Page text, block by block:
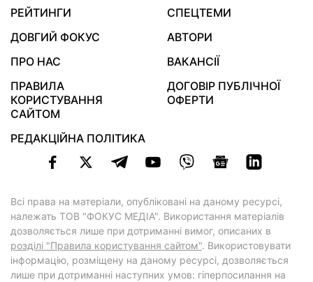
РЕЙТИНГИ
СПЕЦТЕМИ
ДОВГИЙ ФОКУС
АВТОРИ
ПРО НАС
ВАКАНСІЇ
ПРАВИЛА
КОРИСТУВАННЯ
САЙТОМ
ДОГОВІР ПУБЛІЧНОЇ
ОФЕРТИ
РЕДАКЦІЙНА ПОЛІТИКА
Всі права на матеріали, опубліковані на даному ресурсі,
належать ТОВ "ФОКУС МЕДІА". Використання матеріалів
дозволяється лише при дотриманні вимог, описаних в
розділі "Правила користування сайтом". Використовувати
інформацію, розміщену на даному ресурсі, дозволяється
лише при дотриманні наступних умов: гіперпосилання на